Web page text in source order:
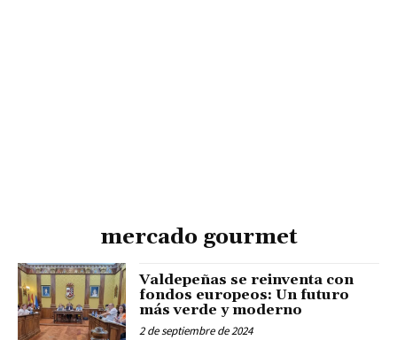
mercado gourmet
Valdepeñas se reinventa con
fondos europeos: Un futuro
más verde y moderno
2 de septiembre de 2024